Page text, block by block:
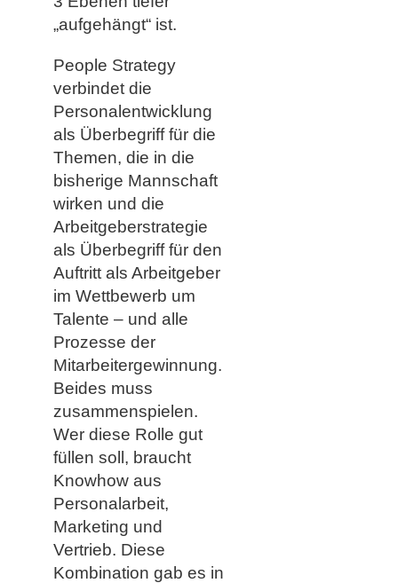
„aufgehängt“ ist.
People Strategy
verbindet die
Personalentwicklung
als Überbegriff für die
Themen, die in die
bisherige Mannschaft
wirken und die
Arbeitgeberstrategie
als Überbegriff für den
Auftritt als Arbeitgeber
im Wettbewerb um
Talente – und alle
Prozesse der
Mitarbeitergewinnung.
Beides muss
zusammenspielen.
Wer diese Rolle gut
füllen soll, braucht
Knowhow aus
Personalarbeit,
Marketing und
Vertrieb. Diese
Kombination gab es in